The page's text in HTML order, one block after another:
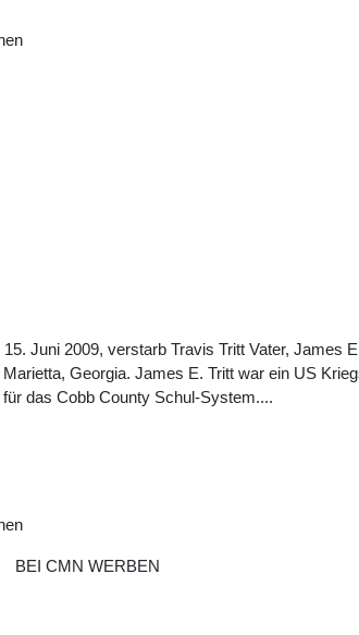
Juni 2009, verstarb Travis Tritt Vater, James
Georgia. James E. Tritt war ein US
das Cobb County Schul-System....
BEI CMN WERBEN